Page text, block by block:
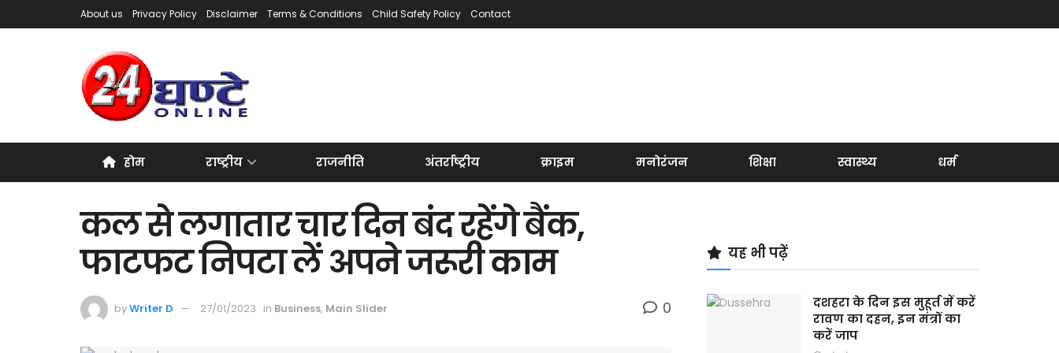
About us Privacy Policy Disclaimer Terms & Conditions Child Safety Policy Contact
होम राष्ट्रीय राजनीति अंतर्राष्ट्रीय क्राइम मनोरंजन शिक्षा स्वास्थ्य धर्म
कल से लगातार चार दिन बंद रहेंगे बैंक,
फाटफट निपटा लें अपने जरूरी काम
byWriter D 27/01/2023 in Business, Main Slider 0
यह भी पढ़ें
दशहरा के दिन इस मुहूर्त में करें
रावण का दहन, इन मंत्रों का
करें जाप